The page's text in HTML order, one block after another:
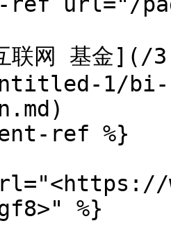
互联网 基金
1/bi-
ref %}
%}